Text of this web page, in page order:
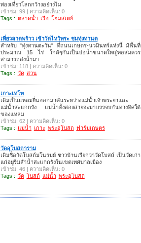
ท่องเที่ยวโลกกว้างอย่างไม
เข้าชม: 99 | ความคิดเห็น: 0
Tags : ตลาดน้ำ เรือ โฮมสเตย์
เที่ยวลาดพร้าว เข้าวัดไหว้พระ ชมทุ่งทานต
สำหรับ "ทุ่งทานตะวัน" ที่ถนนเกษตร-นวมินทร์แห่งนี้ มีพื้นที่
ประมาณ 15 ไร่ ใกล้ๆกันเป็นบ่อน้ำขนาดใหญ่พอสมควร
สามารถส่งน้ำมา
เข้าชม: 118 | ความคิดเห็น: 0
Tags : วัด สวน
เกาะเทโพ
เดิมเป็นแหลมยื่นออกมาคั่นระหว่างแม่น้ำเจ้าพระยาและ
แม่น้ำสะแกกรัง แม่น้ำทั้งสองสายจะมาบรรจบกันทางทิศใต้
ของแหลม
เข้าชม: 62 | ความคิดเห็น: 0
Tags : แม่น้ำ เกาะ พระอุโบสถ ฟาร์มเกษตร
วัดอุโบสถาราม
เดิมชื่อวัดโบสถ์มโนรมย์ ชาวบ้านเรียกว่าวัดโบสถ์ เป็นวัดเก่า
แก่อยู่ริมลำน้ำสะแกกรังในเขตเทศบาลเมือง
เข้าชม: 46 | ความคิดเห็น: 0
Tags : วัด โบสถ์ แม่น้ำ พระอุโบสถ